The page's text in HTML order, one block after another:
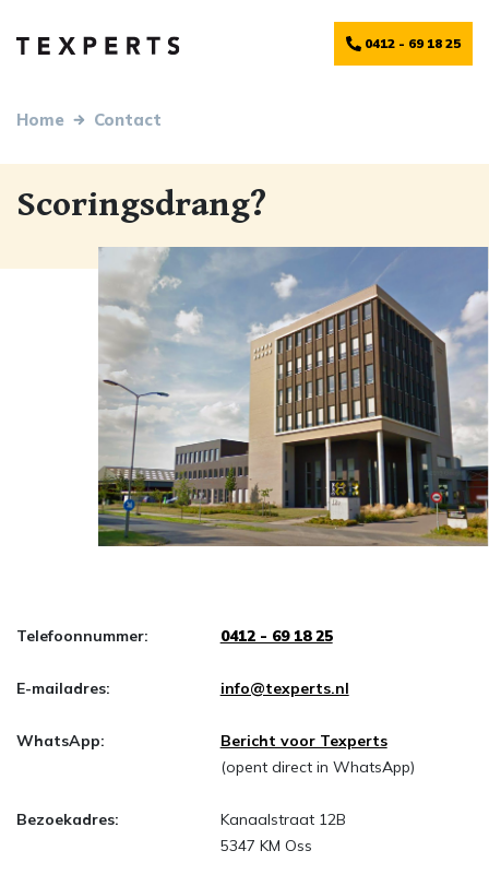
0412 - 69 18 25
Home Contact
Scoringsdrang?
Telefoonnummer: 0412 - 69 18 25
E-mailadres: info@texperts.nl
WhatsApp:
Bericht voor Texperts
(opent direct in WhatsApp)
Bezoekadres:
Kanaalstraat 12B
5347 KM Oss